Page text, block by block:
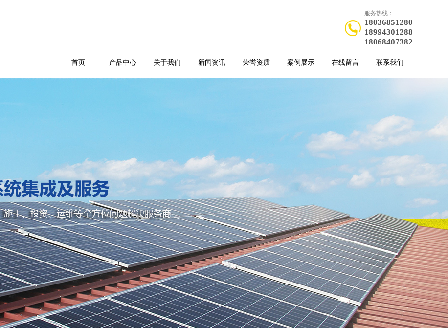
服务热线：
18036851280
18994301288
18068407382
首页 产品中心 关于我们 新闻资讯 荣誉资质 案例展示 在线留言 联系我们